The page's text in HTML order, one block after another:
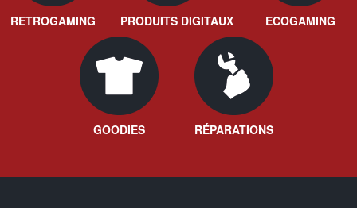
RETROGAMING PRODUITS DIGITAUX ECOGAMING
GOODIES RÉPARATIONS